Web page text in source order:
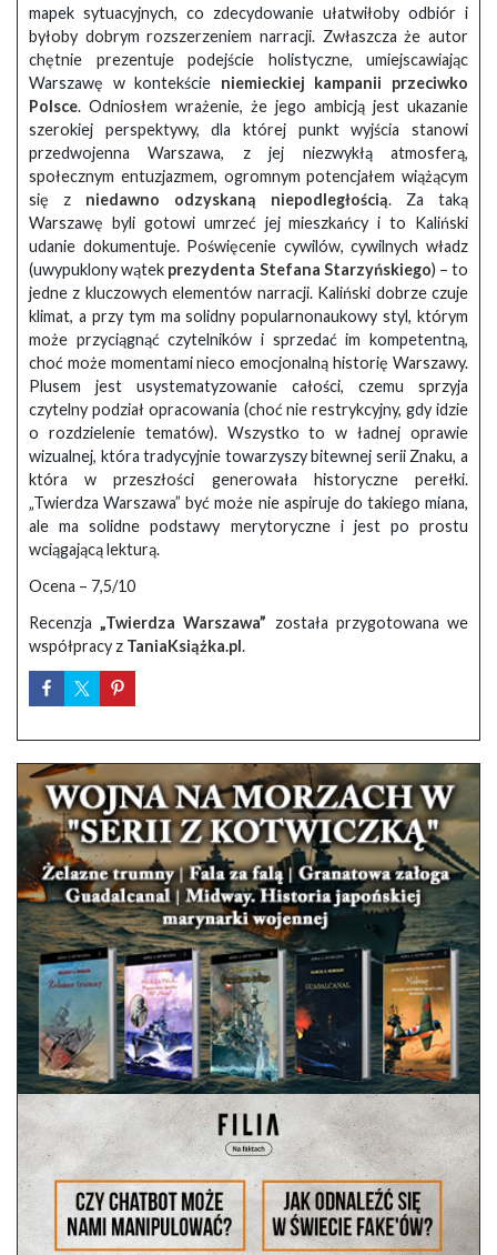
mapek sytuacyjnych, co zdecydowanie ułatwiłoby odbiór i
byłoby dobrym rozszerzeniem narracji. Zwłaszcza że autor
chętnie prezentuje podejście holistyczne, umiejscawiając
Warszawę w kontekście niemieckiej kampanii przeciwko
Polsce. Odniosłem wrażenie, że jego ambicją jest ukazanie
szerokiej perspektywy, dla której punkt wyjścia stanowi
przedwojenna Warszawa, z jej niezwykłą atmosferą,
społecznym entuzjazmem, ogromnym potencjałem wiążącym
się z niedawno odzyskaną niepodległością. Za taką
Warszawę byli gotowi umrzeć jej mieszkańcy i to Kaliński
udanie dokumentuje. Poświęcenie cywilów, cywilnych władz
(uwypuklony wątek prezydenta Stefana Starzyńskiego) – to
jedne z kluczowych elementów narracji. Kaliński dobrze czuje
klimat, a przy tym ma solidny popularnonaukowy styl, którym
może przyciągnąć czytelników i sprzedać im kompetentną,
choć może momentami nieco emocjonalną historię Warszawy.
Plusem jest usystematyzowanie całości, czemu sprzyja
czytelny podział opracowania (choć nie restrykcyjny, gdy idzie
o rozdzielenie tematów). Wszystko to w ładnej oprawie
wizualnej, która tradycyjnie towarzyszy bitewnej serii Znaku, a
która w przeszłości generowała historyczne perełki.
„Twierdza Warszawa” być może nie aspiruje do takiego miana,
ale ma solidne podstawy merytoryczne i jest po prostu
wciągającą lekturą.
Ocena – 7,5/10
Recenzja„Twierdza Warszawa” została przygotowana we
współpracy z TaniaKsiążka.pl.